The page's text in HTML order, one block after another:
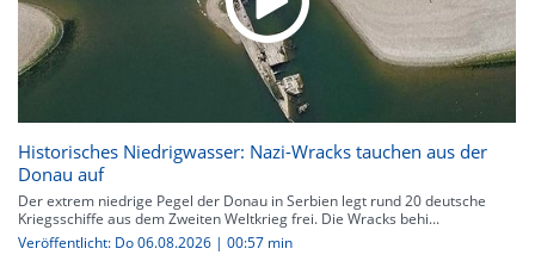
Historisches Niedrigwasser: Nazi-Wracks tauchen aus der
Donau auf
Der extrem niedrige Pegel der Donau in Serbien legt rund 20 deutsche
Kriegsschiffe aus dem Zweiten Weltkrieg frei. Die Wracks behi...
Veröffentlicht: Do 06.08.2026 | 00:57 min